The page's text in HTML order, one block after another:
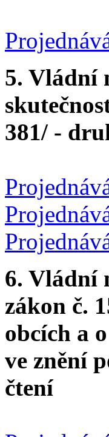
5. Vládní
381/ -
6. Vládní
zákon č.
obcích a
ve znění
čtení